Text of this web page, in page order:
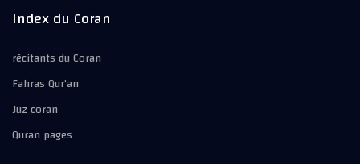
Index du Coran
récitants du Coran
Fahras Qur’an
Juz coran
Quran pages